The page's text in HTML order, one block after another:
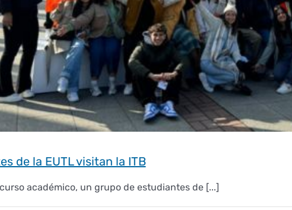
de la EUTL visitan la ITB
académico, un grupo de estudiantes de [...]